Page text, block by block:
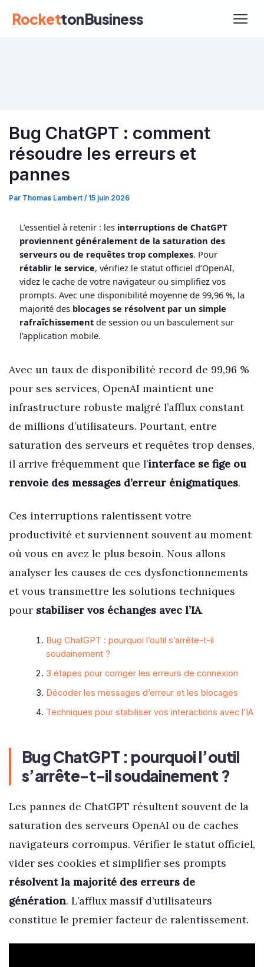
RockettonBusiness
Bug ChatGPT : comment
résoudre les erreurs et
pannes
Par Thomas Lambert / 15 juin 2026
L’essentiel à retenir : les interruptions de ChatGPT
proviennent généralement de la saturation des
serveurs ou de requêtes trop complexes. Pour
rétablir le service, vérifiez le statut officiel d’OpenAI,
videz le cache de votre navigateur ou simplifiez vos
prompts. Avec une disponibilité moyenne de 99,96 %, la
majorité des blocages se résolvent par un simple
rafraîchissementde session ou un basculement sur
l’application mobile.
Avec un taux de disponibilité record de 99,96 %
pour ses services, OpenAI maintient une
infrastructure robuste malgré l’afflux constant
de millions d’utilisateurs. Pourtant, entre
saturation des serveurs et requêtes trop denses,
il arrive fréquemment que l’interface se fige ou
renvoie des messages d’erreur énigmatiques.
Ces interruptions ralentissent votre
productivité et surviennent souvent au moment
où vous en avez le plus besoin. Nous allons
analyser les causes de ces dysfonctionnements
et vous transmettre les solutions techniques
pour stabiliser vos échanges avec l’IA.
Bug ChatGPT : pourquoi l’outil s’arrête-t-il
soudainement ?
3 étapes pour corriger les erreurs de connexion
Décoder les messages d’erreur et les blocages
Techniques pour stabiliser vos interactions avec l’IA
Bug ChatGPT : pourquoi l’outil
s’arrête-t-il soudainement ?
Les pannes de ChatGPT résultent souvent de la
saturation des serveurs OpenAI ou de caches
navigateurs corrompus. Vérifier le statut officiel,
vider ses cookies et simplifier ses prompts
résolvent la majorité des erreurs de
génération. L’afflux massif d’utilisateurs
constitue le premier facteur de ralentissement.